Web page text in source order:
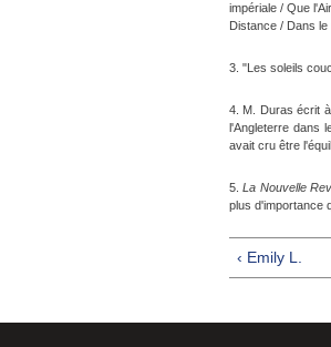
impériale / Que
Distance / Dans
3. "Les soleils
4. M. Duras écrit
l'Angleterre dans
avait cru être
5.La Nouvelle
plus d'importance
‹ Emily L.